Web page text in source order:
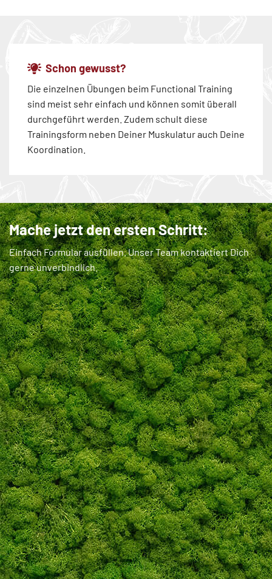
Schon gewusst?
Die einzelnen Übungen beim Functional Training
sind meist sehr einfach und können somit überall
durchgeführt werden. Zudem schult diese
Trainingsform neben Deiner Muskulatur auch Deine
Koordination.
Mache jetzt den ersten Schritt:
Einfach Formular ausfüllen. Unser Team kontaktiert Dich
gerne unverbindlich.